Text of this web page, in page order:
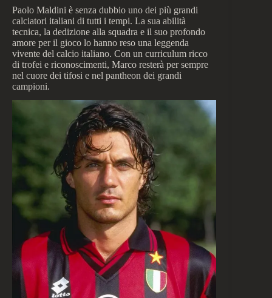
Paolo Maldini è senza dubbio uno dei più grandi
calciatori italiani di tutti i tempi. La sua abilità
tecnica, la dedizione alla squadra e il suo profondo
amore per il gioco lo hanno reso una leggenda
vivente del calcio italiano. Con un curriculum ricco
di trofei e riconoscimenti, Marco resterà per sempre
nel cuore dei tifosi e nel pantheon dei grandi
campioni.